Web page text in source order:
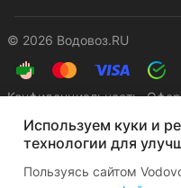
© 2026 Водовоз.RU
Конфиденциальность
Используем куки и
технологии для
Пользуясь сайтом